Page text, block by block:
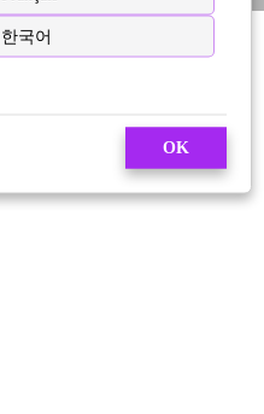
한국어
OK